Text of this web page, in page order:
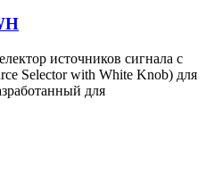
источников сигнала с
Selector with White Knob) для
для